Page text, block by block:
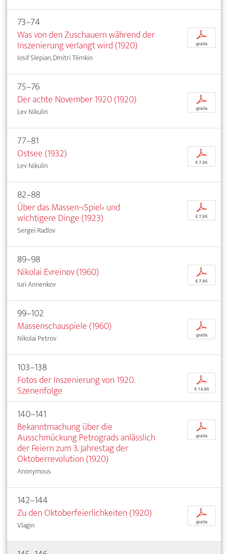
73–74
Was von den Zuschauern während der
Inszenierung verlangt wird (1920)
Iosif Slepian, Dmitri Tëmkin
p
gratis
75–76
Der achte November 1920 (1920)
Lev Nikulin
p
gratis
77–81
Ostsee (1932)
Lev Nikulin
p
€ 7,95
82–88
Über das Massen-›Spiel‹ und
wichtigere Dinge (1923)
Sergei Radlov
p
€ 7,95
89–98
Nikolai Evreinov (1960)
Iuri Annenkov
p
€ 7,95
99–102
Massenschauspiele (1960)
Nikolai Petrov
p
gratis
103–138
Fotos der Inszenierung von 1920.
Szenenfolge
p
€ 14,95
140–141
Bekanntmachung über die
Ausschmückung Petrograds anlässlich
der Feiern zum 3. Jahrestag der
Oktoberrevolution (1920)
Anonymous
p
gratis
142–144
Zu den Oktoberfeierlichkeiten (1920)
Vlagin
p
gratis